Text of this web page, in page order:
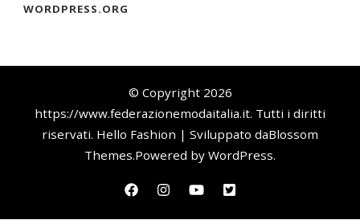
WORDPRESS.ORG
© Copyright 2026
https://www.federazionemodaitalia.it. Tutti i diritti
riservati. Hello Fashion | Sviluppato daBlossom
Themes.Powered by WordPress.